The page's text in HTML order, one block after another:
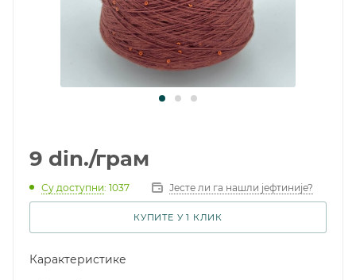
9 din./грам
Су доступни: 1037 Јесте ли га нашли јефтиније?
КУПИТЕ У 1 КЛИК
Карактеристике